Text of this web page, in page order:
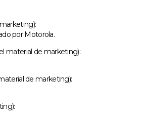
por Motorola.
material de marketing):
de marketing):